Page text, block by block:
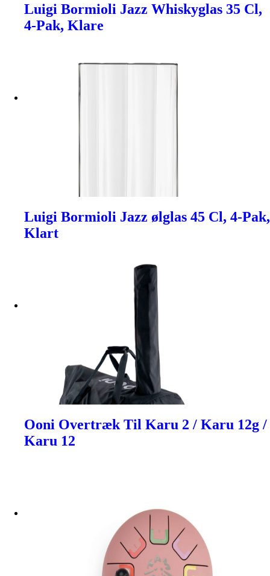
Luigi Bormioli Jazz Whiskyglas 35 Cl,
4-Pak, Klare
Luigi Bormioli Jazz ølglas 45 Cl, 4-Pak,
Klart
Ooni Overtræk Til Karu 2 / Karu 12g /
Karu 12